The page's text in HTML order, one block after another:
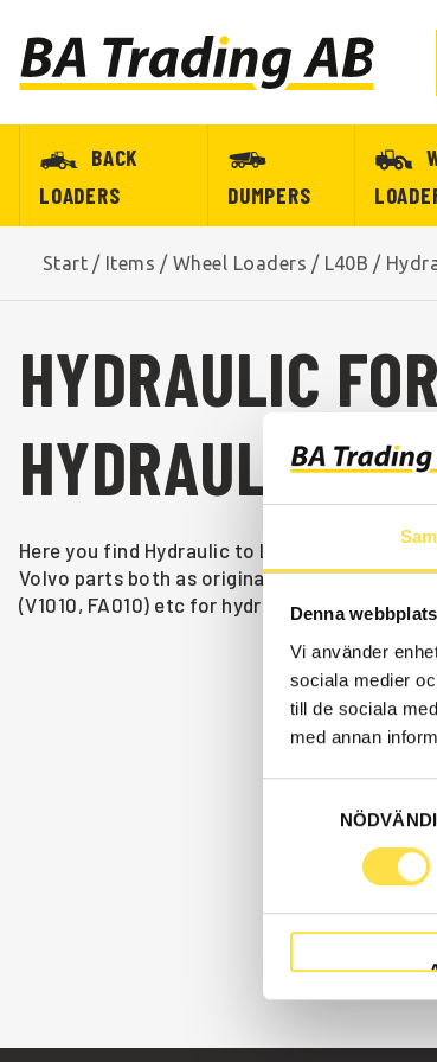
Denna
Vi använder
sociala medier
till de sociala
med annan
BACK
LOADERS
DUMPERS
Start / Items / Wheel Loaders / L40B /
HYDRAULIC
HYDRAULIC
Here you find Hydraulic to L40B wheel
Volvo parts both as original and non-
(V1010, FA010) etc for hydraulic that is